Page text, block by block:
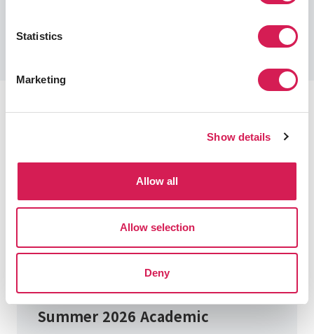
Statistics
Marketing
Show details
Allow all
Allow selection
Deny
프로그램 일정
아래에 표시된 날짜는 일반적인 예상 학사 일정이며 학기 시작
다. 더 궁금한 부분에 대해서는 학생 카운슬러와 프로그램 전문
가가 항상 여러분을 지원하고 올바른 정보를 제공할 것입니다.
Summer 2026 Academic